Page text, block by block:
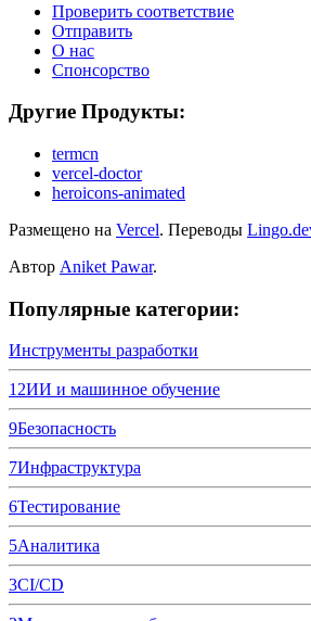
Проверить соответствие
Отправить
О нас
Спонсорство
Другие Продукты:
termcn
vercel-doctor
heroicons-animated
Размещено на Vercel. Переводы
Автор Aniket Pawar.
Популярные категории:
Инструменты разработки
12ИИ и машинное обучение
9Безопасность
7Инфраструктура
6Тестирование
5Аналитика
3CI/CD